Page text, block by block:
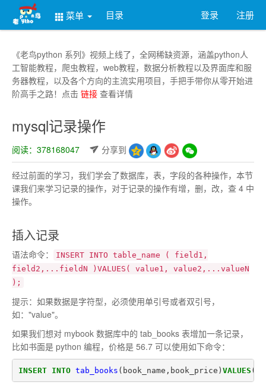
菜单 目录 登录 注册
《老鸟python 系列》视频上线了，全网稀缺资源，涵盖python人
工智能教程，爬虫教程，web教程，数据分析教程以及界面库和服
务器教程，以及各个方向的主流实用项目，手把手带你从零开始进
阶高手之路！点击 链接 查看详情
mysql记录操作
阅读：378168047 分享到
经过前面的学习，我们学会了数据库，表，字段的各种操作，本节
课我们来学习记录的操作，对于记录的操作有增，删，改，查 4 中
操作。
插入记录
语法命令：
INSERT INTO table_name ( field1,
field2,...fieldN )VALUES( value1, value2,...valueN
);
提示：如果数据是字符型，必须使用单引号或者双引号，
如："value"。
如果我们想对 mybook 数据库中的 tab_books 表增加一条记录，
比如书面是 python 编程，价格是 56.7 可以使用如下命令：
INSERT INTO tab_books ( book_name , book_price ) VALUES (